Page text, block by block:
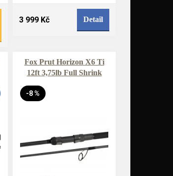
3 999 Kč Detail
Fox Prut Horizon X6 Ti
12ft 3,75lb Full Shrink
-8 %